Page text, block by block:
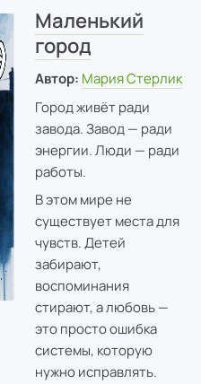
Маленький
город
Автор: Мария Стерлик
Город живёт ради
завода. Завод — ради
энергии. Люди — ради
работы.
В этом мире не
существует места для
чувств. Детей
забирают,
воспоминания
стирают, а любовь —
это просто ошибка
системы, которую
нужно исправлять.